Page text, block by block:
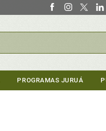
PROGRAMAS JURUÁ